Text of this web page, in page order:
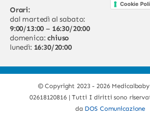
Orari:
dal martedì al sabato:
9:00/13:00 – 16:30/20:00
domenica:chiuso
lunedì: 16:30/20:00
Cookie
© Copyright 2023 - 2026
02618120816 | Tutti I diritti sono
da DOS Comunicazione